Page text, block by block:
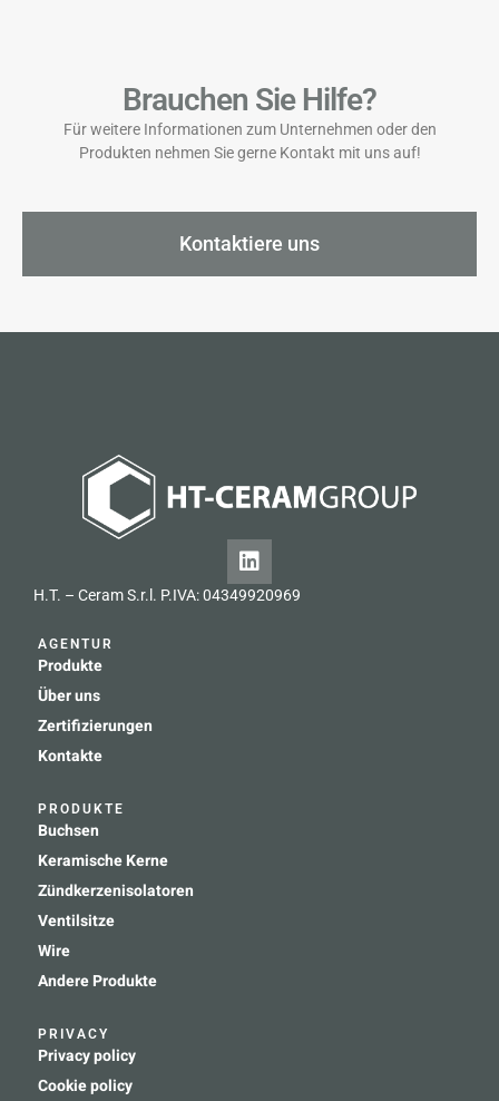
Brauchen Sie Hilfe?
Für weitere Informationen zum Unternehmen oder den
Produkten nehmen Sie gerne Kontakt mit uns auf!
Kontaktiere uns
H.T. – Ceram S.r.l. P.IVA: 04349920969
AGENTUR
Produkte
Über uns
Zertifizierungen
Kontakte
PRODUKTE
Buchsen
Keramische Kerne
Zündkerzenisolatoren
Ventilsitze
Wire
Andere Produkte
PRIVACY
Privacy policy
Cookie policy